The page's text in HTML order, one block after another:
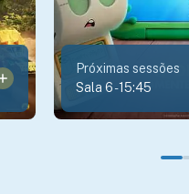
Próximas sessões
Sala 6-15:45